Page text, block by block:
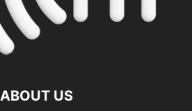
ABOUT US